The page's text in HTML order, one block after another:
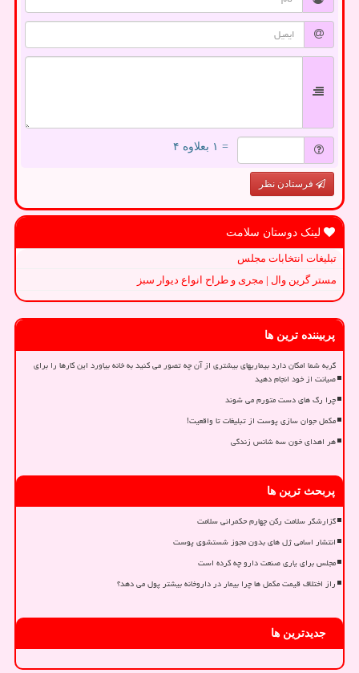
= ۱ بعلاوه ۴
فرستادن نظر
لینک دوستان سلامت
تبلیغات انتخابات مجلس
مستر گرین وال | مجری و طراح انواع دیوار سبز
پربیننده ترین ها
گربه شما امکان دارد بیماریهای بیشتری از آن چه تصور می کنید به خانه بیاورد این کارها را برای
صیانت از خود انجام دهید
چرا رگ های دست متورم می شوند
مکمل جوان سازی پوست از تبلیغات تا واقعیت!
هر اهدای خون سه شانس زندگی
پربحث ترین ها
گزارشگر سلامت رکن چهارم حکمرانی سلامت
انتشار اسامی ژل های بدون مجوز شستشوی پوست
مجلس برای یاری صنعت دارو چه کرده است
راز اختلاف قیمت مکمل ها چرا بیمار در داروخانه بیشتر پول می دهد؟
جدیدترین ها